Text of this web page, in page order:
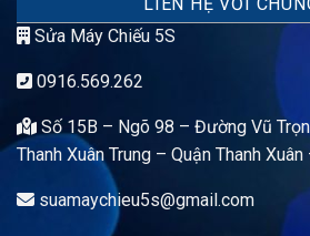
Sửa Máy Chiếu 5S
0916.569.262
Số 15B – Ngõ 98 – Đường Vũ
Thanh Xuân Trung – Quận Thanh
suamaychieu5s@gmail.com